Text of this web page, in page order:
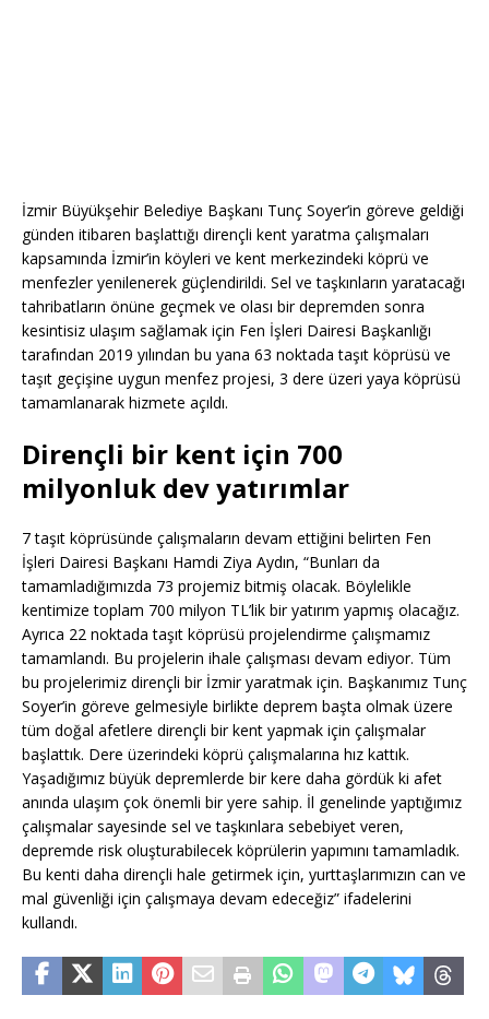
İzmir Büyükşehir Belediye Başkanı Tunç Soyer’in göreve geldiği
günden itibaren başlattığı dirençli kent yaratma çalışmaları
kapsamında İzmir’in köyleri ve kent merkezindeki köprü ve
menfezler yenilenerek güçlendirildi. Sel ve taşkınların yaratacağı
tahribatların önüne geçmek ve olası bir depremden sonra
kesintisiz ulaşım sağlamak için Fen İşleri Dairesi Başkanlığı
tarafından 2019 yılından bu yana 63 noktada taşıt köprüsü ve
taşıt geçişine uygun menfez projesi, 3 dere üzeri yaya köprüsü
tamamlanarak hizmete açıldı.
Dirençli bir kent için 700
milyonluk dev yatırımlar
7 taşıt köprüsünde çalışmaların devam ettiğini belirten Fen
İşleri Dairesi Başkanı Hamdi Ziya Aydın, “Bunları da
tamamladığımızda 73 projemiz bitmiş olacak. Böylelikle
kentimize toplam 700 milyon TL’lik bir yatırım yapmış olacağız.
Ayrıca 22 noktada taşıt köprüsü projelendirme çalışmamız
tamamlandı. Bu projelerin ihale çalışması devam ediyor. Tüm
bu projelerimiz dirençli bir İzmir yaratmak için. Başkanımız Tunç
Soyer’in göreve gelmesiyle birlikte deprem başta olmak üzere
tüm doğal afetlere dirençli bir kent yapmak için çalışmalar
başlattık. Dere üzerindeki köprü çalışmalarına hız kattık.
Yaşadığımız büyük depremlerde bir kere daha gördük ki afet
anında ulaşım çok önemli bir yere sahip. İl genelinde yaptığımız
çalışmalar sayesinde sel ve taşkınlara sebebiyet veren,
depremde risk oluşturabilecek köprülerin yapımını tamamladık.
Bu kenti daha dirençli hale getirmek için, yurttaşlarımızın can ve
mal güvenliği için çalışmaya devam edeceğiz” ifadelerini
kullandı.